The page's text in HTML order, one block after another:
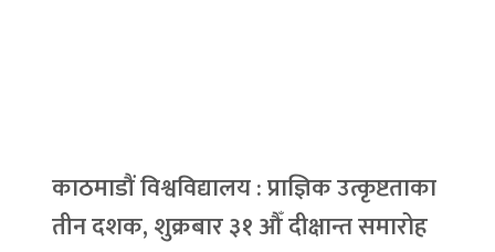
काठमाडौं विश्वविद्यालय : प्राज्ञिक उत्कृष्टताका
तीन दशक, शुक्रबार ३१ औँ दीक्षान्त समारोह